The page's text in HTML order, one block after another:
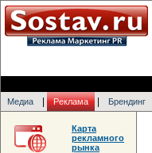
Медиа Реклама Брендинг
Карта
рекламного
рынка